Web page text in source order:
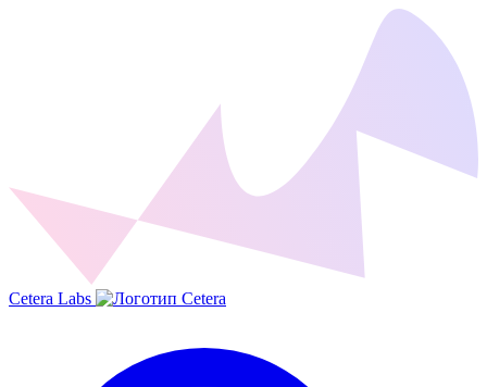
Cetera Labs